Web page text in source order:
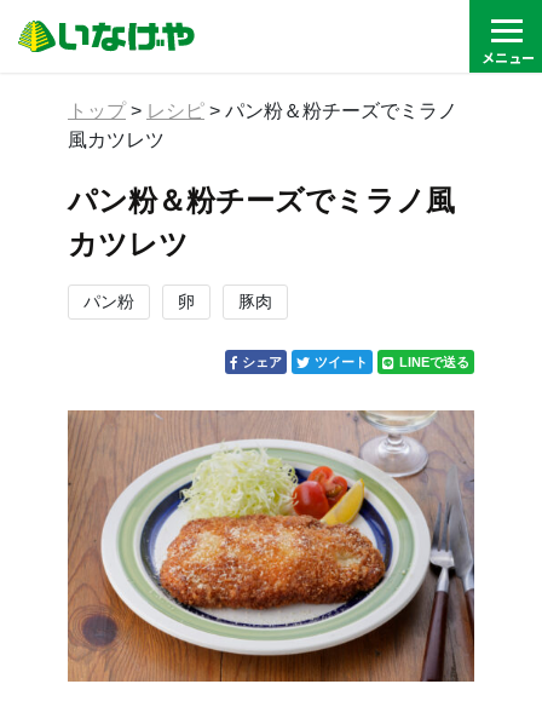
トップ > レシピ > パン粉＆粉チーズでミラノ
風カツレツ
パン粉＆粉チーズでミラノ風
カツレツ
パン粉 卵 豚肉
シェア ツイート LINEで送る